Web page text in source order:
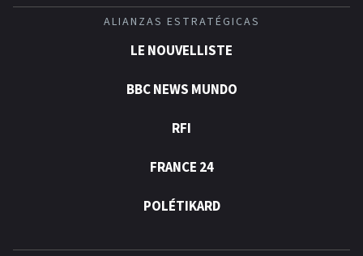
ALIANZAS ESTRATÉGICAS
LE NOUVELLISTE
BBC NEWS MUNDO
RFI
FRANCE 24
POLÉTIKARD